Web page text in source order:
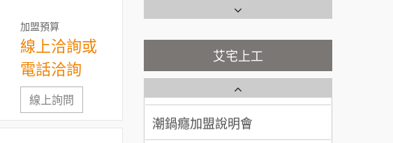
加盟預算
線上洽詢或
電話洽詢
線上詢問
吳 先生/小姐 屏東縣
加盟預算 100萬~200萬
周 先生/小姐 台北
加盟預算 100萬 ~150萬
徐 先生/小姐
艾宅上工
台灣G湯加盟說明會
彭富貴加盟說明會
NU PASTA義大利麵加盟說明
會
潮鍋癮加盟說明會
藍象廷泰式火鍋加盟說明會
日十。早午食加盟說明會